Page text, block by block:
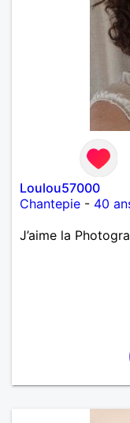
Loulou57000
Chantepie - 40
J’aime la